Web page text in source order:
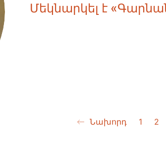
Մեկնարկել է
Նախորդ 1 2